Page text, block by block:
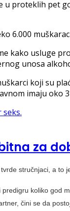
u proteklih pet
6.000
kako usluge
unosa
koji su
imaju oko
za
stručnjaci, a
koliko god
čini se da